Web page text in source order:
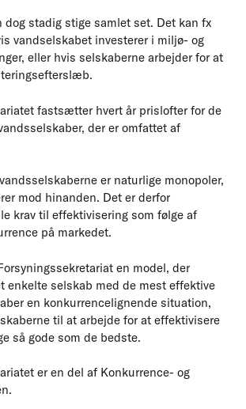
dog stadig stige samlet set. Det kan fx
vandselskabet investerer i miljø- og
eller hvis selskaberne arbejder for at
fastsætter hvert år prislofter for de
der er omfattet af
er naturlige monopoler,
mod hinanden. Det er derfor
krav til effektivisering som følge af
på markedet.
en model, der
enkelte selskab med de mest effektive
en konkurrencelignende situation,
til at arbejde for at effektivisere
så gode som de bedste.
er en del af Konkurrence- og